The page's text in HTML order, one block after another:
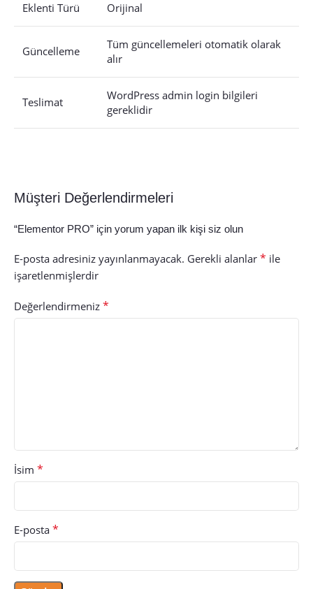
Eklenti Türü Orijinal
Güncelleme
Tüm güncellemeleri otomatik olarak
alır
Teslimat
WordPress admin login bilgileri
gereklidir
Müşteri Değerlendirmeleri
“Elementor PRO” için yorum yapan ilk kişi siz olun
E-posta adresiniz yayınlanmayacak. Gerekli alanlar * ile
işaretlenmişlerdir
Değerlendirmeniz *
İsim *
E-posta *